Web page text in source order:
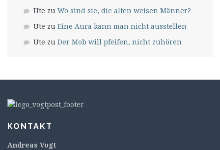
Ute zu Wo sind sie, die alten weisen Männer?
Ute zu Eine Aura kann man nicht ausstellen
Ute zu Der Mob will pfeifen, nicht zuhören
KONTAKT
Andreas Vogt